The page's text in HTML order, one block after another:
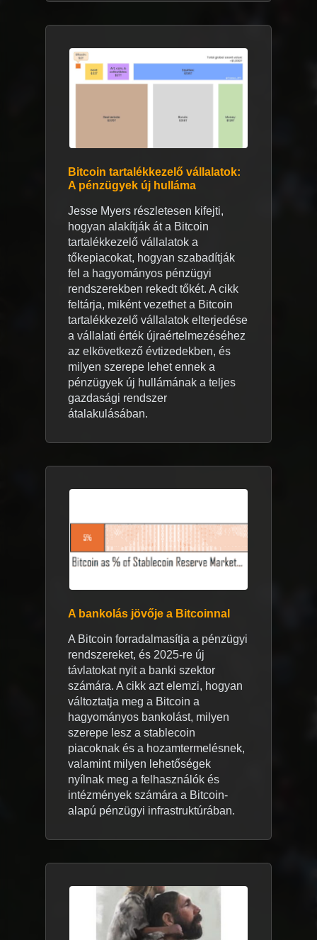
Bitcoin tartalékkezelő vállalatok:
A pénzügyek új hulláma
Jesse Myers részletesen kifejti,
hogyan alakítják át a Bitcoin
tartalékkezelő vállalatok a
tőkepiacokat, hogyan szabadítják
fel a hagyományos pénzügyi
rendszerekben rekedt tőkét. A cikk
feltárja, miként vezethet a Bitcoin
tartalékkezelő vállalatok elterjedése
a vállalati érték újraértelmezéséhez
az elkövetkező évtizedekben, és
milyen szerepe lehet ennek a
pénzügyek új hullámának a teljes
gazdasági rendszer
átalakulásában.
A bankolás jövője a Bitcoinnal
A Bitcoin forradalmasítja a pénzügyi
rendszereket, és 2025-re új
távlatokat nyit a banki szektor
számára. A cikk azt elemzi, hogyan
változtatja meg a Bitcoin a
hagyományos bankolást, milyen
szerepe lesz a stablecoin
piacoknak és a hozamtermelésnek,
valamint milyen lehetőségek
nyílnak meg a felhasználók és
intézmények számára a Bitcoin-
alapú pénzügyi infrastruktúrában.